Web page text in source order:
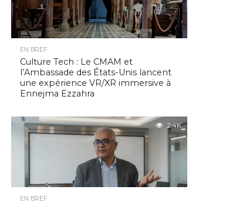
EN BREF
Culture Tech : Le CMAM et
l’Ambassade des États-Unis lancent
une expérience VR/XR immersive à
Ennejma Ezzahra
2.4K
EN BREF